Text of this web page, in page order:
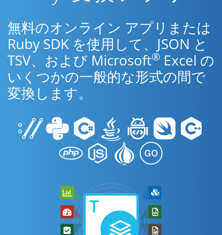
無料のオンライン アプリまたは
Ruby SDK を使用して、JSON と
TSV、および Microsoft® Excel の
いくつかの一般的な形式の間で
変換します。